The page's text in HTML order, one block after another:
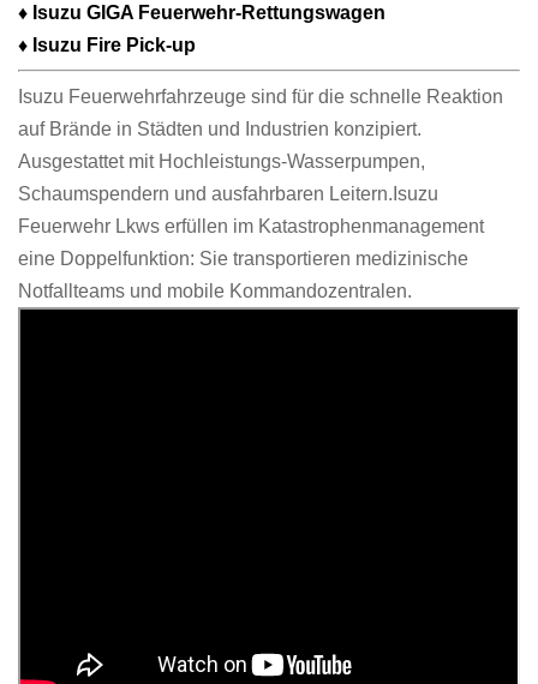
♦ Isuzu GIGA Feuerwehr-Rettungswagen
♦ Isuzu Fire Pick-up
Isuzu Feuerwehrfahrzeuge sind für die schnelle Reaktion
auf Brände in Städten und Industrien konzipiert.
Ausgestattet mit Hochleistungs-Wasserpumpen,
Schaumspendern und ausfahrbaren Leitern.Isuzu
Feuerwehr Lkws erfüllen im Katastrophenmanagement
eine Doppelfunktion: Sie transportieren medizinische
Notfallteams und mobile Kommandozentralen.